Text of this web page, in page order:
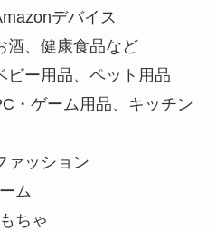
デバイス
酒、健康食品など
ビー用品、ペット用品
・ゲーム用品、キッチン
ァッション
ム
ちゃ